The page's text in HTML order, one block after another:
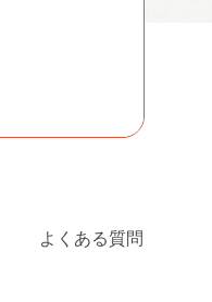
よくある質問